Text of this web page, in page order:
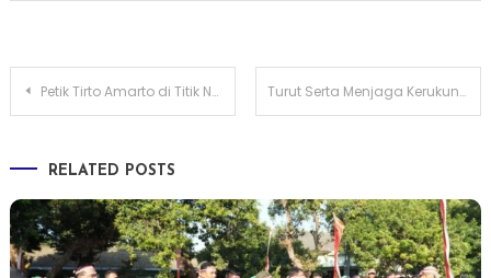
Post
Petik Tirto Amarto di Titik Nol Sumber Brantas, Awali Festival Kali Brantas ke-3 Turut Serta Menjaga Kerukunan Umat Beragama, BRIGSENA GAMKI Kabupaten Malang Dilantik
RELATED POSTS